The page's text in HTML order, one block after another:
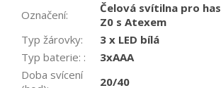
Označení:
Čelová svítilna pro
Z0 s Atexem
Typ žárovky:
3 x LED bílá
Typ baterie: :
3xAAA
Doba svícení
20/40